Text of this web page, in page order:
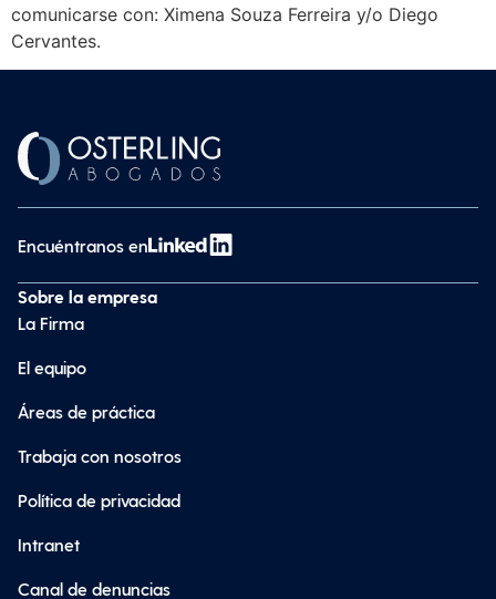
comunicarse con: Ximena Souza Ferreira y/o Diego
Cervantes.
Encuéntranos en
Sobre la empresa
La Firma
El equipo
Áreas de práctica
Trabaja con nosotros
Política de privacidad
Intranet
Canal de denuncias